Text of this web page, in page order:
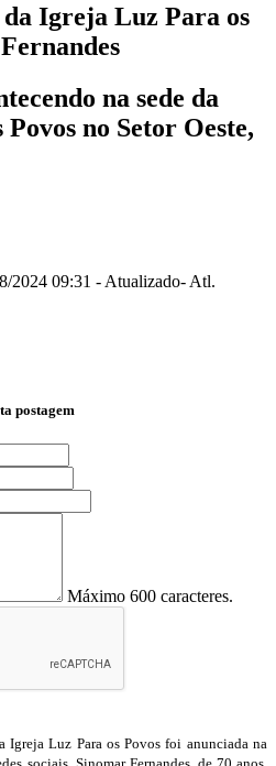
Igreja Luz Para os
na sede da
no Setor Oeste,
2024 09:31 - Atualizado- Atl.
postagem
Máximo 600 caracteres.
Igreja Luz Para os Povos foi anunciada na